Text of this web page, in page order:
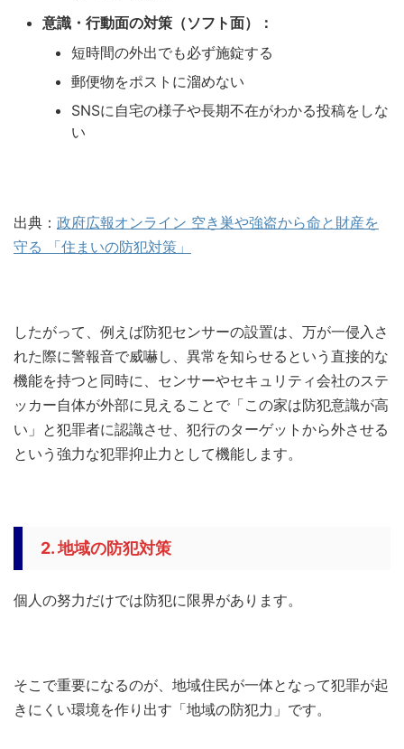
意識・行動面の対策（ソフト面）：
短時間の外出でも必ず施錠する
郵便物をポストに溜めない
SNSに自宅の様子や長期不在がわかる投稿をしな
い
出典： 政府広報オンライン 空き巣や強盗から命と財産を
守る 「住まいの防犯対策」
したがって、例えば防犯センサーの設置は、万が一侵入さ
れた際に警報音で威嚇し、異常を知らせるという直接的な
機能を持つと同時に、センサーやセキュリティ会社のステ
ッカー自体が外部に見えることで「この家は防犯意識が高
い」と犯罪者に認識させ、犯行のターゲットから外させる
という強力な犯罪抑止力として機能します。
2. 地域の防犯対策
個人の努力だけでは防犯に限界があります。
そこで重要になるのが、地域住民が一体となって犯罪が起
きにくい環境を作り出す「地域の防犯力」です。